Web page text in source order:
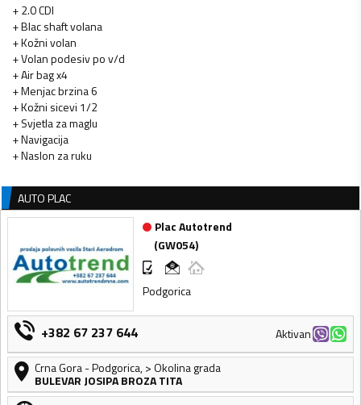
+ 2.0 CDI
+ Blac shaft volana
+ Kožni volan
+ Volan podesiv po v/d
+ Air bag x4
+ Menjac brzina 6
+ Kožni sicevi 1/2
+ Svjetla za maglu
+ Navigacija
+ Naslon za ruku
AUTO PLAC
Plac Autotrend
(GW054)
Podgorica
+382 67 237 644
Aktivan
Crna Gora-Podgorica,> Okolina grada
BULEVAR JOSIPA BROZA TITA